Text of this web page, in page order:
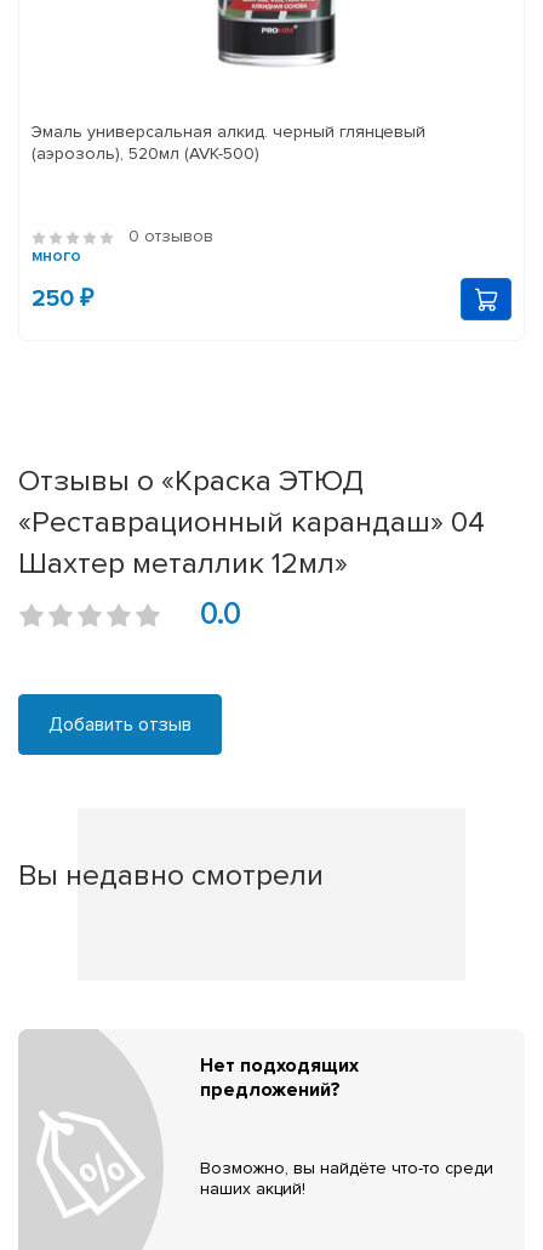
Эмаль универсальная алкид. черный глянцевый
(аэрозоль), 520мл (AVK-500)
0 отзывов
много
250 ₽
Отзывы о «Краска ЭТЮД
«Реставрационный карандаш» 04
Шахтер металлик 12мл»
0.0
Добавить отзыв
Вы недавно смотрели
Нет подходящих
предложений?
Возможно, вы найдёте что-то среди
наших акций!